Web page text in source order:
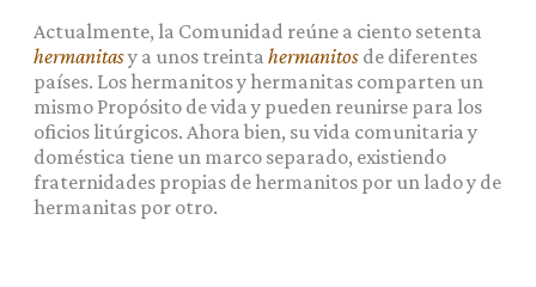
Actualmente, la Comunidad reúne a ciento setenta
hermanitasy a unos treinta hermanitosde diferentes
países. Los hermanitos y hermanitas comparten un
mismo Propósito de vida y pueden reunirse para los
oficios litúrgicos. Ahora bien, su vida comunitaria y
doméstica tiene un marco separado, existiendo
fraternidades propias de hermanitos por un lado y de
hermanitas por otro.